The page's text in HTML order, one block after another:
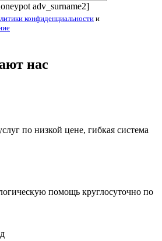
adv_surname2]
конфиденциальности и
нас
по низкой цене, гибкая система
помощь круглосуточно по